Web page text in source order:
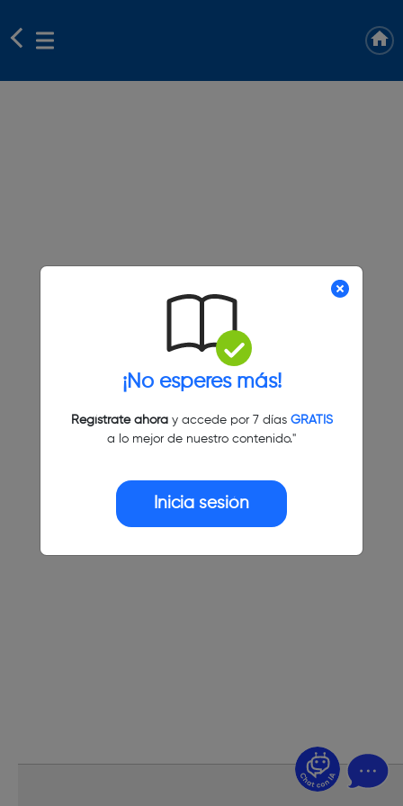
¡No esperes más!
Regístrate ahoray accede por 7 días GRATIS
a lo mejor de nuestro contenido."
Inicia sesión